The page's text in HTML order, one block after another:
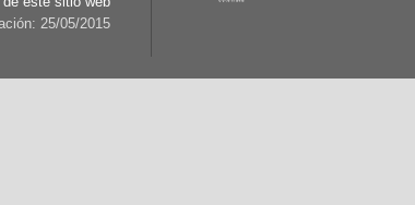
25/05/2015